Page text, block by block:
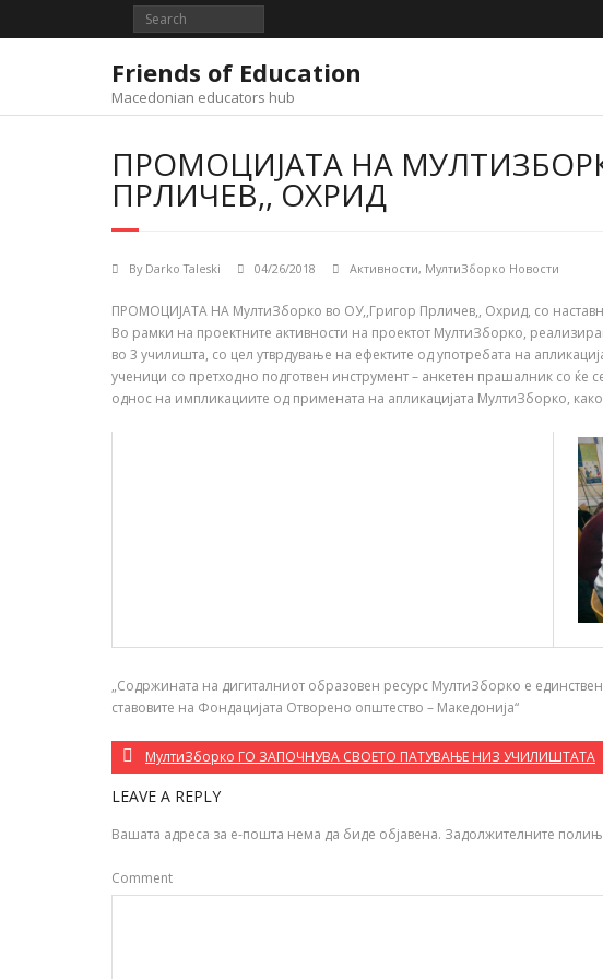
Friends of Education
Macedonian educators hub
ПРОМОЦИЈАТА НА
ПРЛИЧЕВ,, ОХРИД
By Darko Taleski 04/26/2018 Активности, МултиЗборко Новости
ПРОМОЦИЈАТА НА МултиЗборко во ОУ,,Григор Прличев,, Охрид, со
Во рамки на проектните активности на проектот МултиЗборко,
во 3 училишта, со цел утврдување на ефектите од употребата на
ученици со претходно подготвен инструмент – анкетен прашалник со ќе
однос на импликациите од примената на апликацијата МултиЗборко,
„Содржината на дигиталниот образовен ресурс МултиЗборко е
ставовите на Фондацијата Отворено општество – Македонија“
МултиЗборко ГО ЗАПОЧНУВА СВОЕТО ПАТУВАЊЕ НИЗ УЧИЛИШТАТА
LEAVE A REPLY
Вашата адреса за е-пошта нема да биде објавена. Задолжителните
Comment